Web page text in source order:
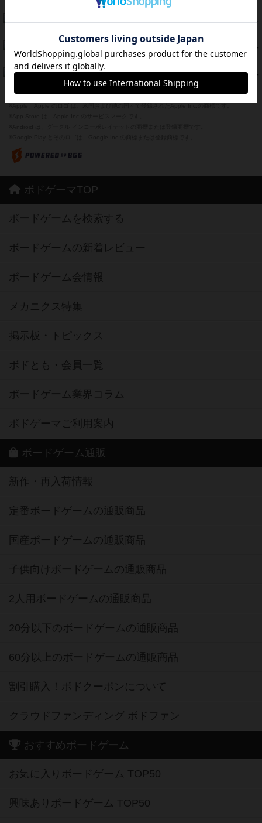
39 PT
PT
スーパーストア3000
紹介文なし 1件の投稿
37 PT
フリップ７：復讐心とともに
紹介文なし 2件の投稿
ボドゲーマTOP
ボードゲームを検索する
ボードゲームの新着レビュー
ボードゲーム会情報
メカニクス特集
掲示板・トピックス
ボドとも・会員一覧
ボードゲーム業界コラム
ボドゲーマご利用案内
ボードゲーム通販
新作・再入荷情報
定番ボードゲームの通販商品
国産ボードゲームの通販商品
子供向けボードゲームの通販商品
2人用ボードゲームの通販商品
20分以下のボードゲームの通販商品
60分以上のボードゲームの通販商品
割引購入！ボドクーポンについて
クラウドファンディング ボドファン
おすすめボードゲーム
お気に入りボードゲーム TOP50
興味ありボードゲーム TOP50